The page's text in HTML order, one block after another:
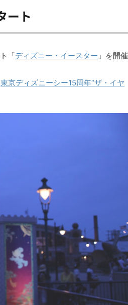
ート
「ディズニー・イースター 」を開催
東京ディズニーシー15周年“ザ・イヤ